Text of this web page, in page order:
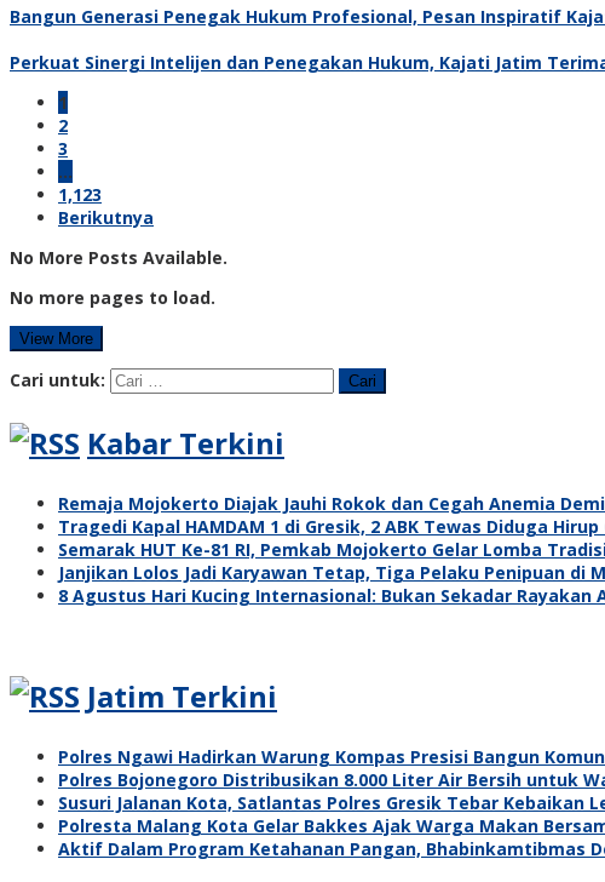
Bangun Generasi Penegak Hukum Profesional, Pesan Inspiratif
Perkuat Sinergi Intelijen dan Penegakan Hukum, Kajati Jatim
1
2
3
…
1,123
Berikutnya
No More Posts Available.
No more pages to load.
View More
Cari untuk:
Kabar Terkini
Remaja Mojokerto Diajak Jauhi Rokok dan Cegah Anemia
Tragedi Kapal HAMDAM 1 di Gresik, 2 ABK Tewas Diduga Hirup
Semarak HUT Ke-81 RI, Pemkab Mojokerto Gelar Lomba
Janjikan Lolos Jadi Karyawan Tetap, Tiga Pelaku Penipuan di
8 Agustus Hari Kucing Internasional: Bukan Sekadar
Jatim Terkini
Polres Ngawi Hadirkan Warung Kompas Presisi Bangun
Polres Bojonegoro Distribusikan 8.000 Liter Air Bersih untuk
Susuri Jalanan Kota, Satlantas Polres Gresik Tebar Kebaikan
Polresta Malang Kota Gelar Bakkes Ajak Warga Makan
Aktif Dalam Program Ketahanan Pangan, Bhabinkamtibmas